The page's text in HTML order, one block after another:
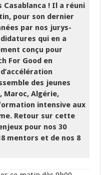
Casablanca ! Il a réuni
pour son dernier
par nos jurys-
qui en a
conçu pour
For Good en
des jeunes
Maroc, Algérie,
intensive aux
Retour sur cette
pour nos 30
mentors et de nos 8